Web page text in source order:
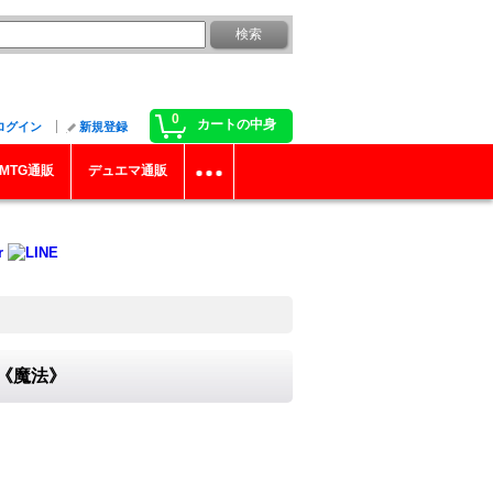
0 カートの中身
グイン 新規登録
MTG通販 デュエマ通販
魔法》